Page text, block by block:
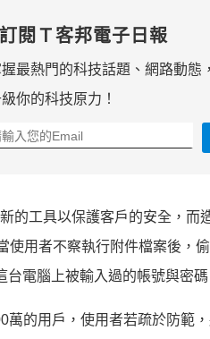
訂閱Ｔ客邦電子日報
最熱門的科技話題、網路動態，
你的科技原力！
的工具以保護客戶的安全，而
用者不察執行附件檔案後，
電腦上被輸入過的帳號與密碼
的用戶，使用者若疏於防範